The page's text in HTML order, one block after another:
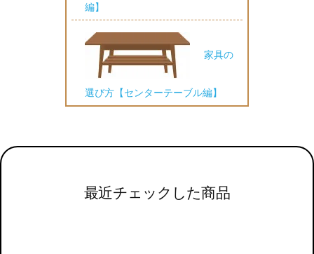
編】
家具の
選び方【センターテーブル編】
最近チェックした商品